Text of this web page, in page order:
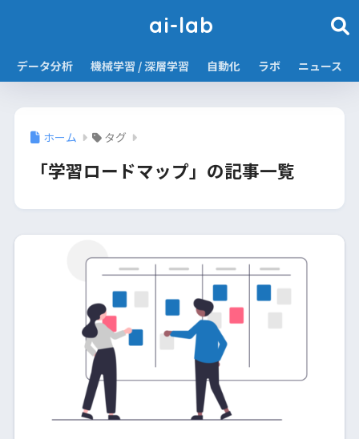
ai-lab
データ分析 機械学習 / 深層学習 自動化 ラボ ニュース
ホーム タグ
「学習ロードマップ」の記事一覧